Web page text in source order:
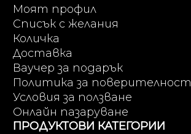
Моят профил
Списък с желания
Количка
Доставка
Ваучер за подарък
Политика за поверителност
Условия за ползване
Онлайн пазаруване
ПРОДУКТОВИ КАТЕГОРИИ